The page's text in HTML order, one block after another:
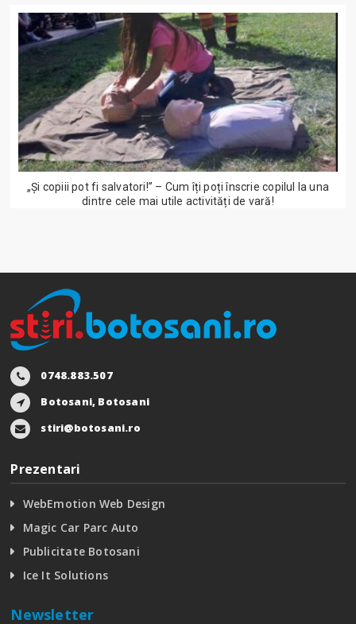
„Și copiii pot fi salvatori!” – Cum îți poți înscrie copilul la una
dintre cele mai utile activități de vară!
0748.883.507
Botosani, Botosani
stiri@botosani.ro
Prezentari
WebEmotion Web Design
Magic Car Parc Auto
Publicitate Botosani
Ice It Solutions
Newsletter